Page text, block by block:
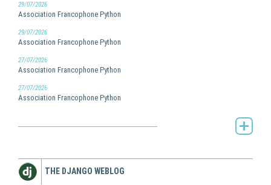
29/07/2026
Association Francophone Python
29/07/2026
Association Francophone Python
27/07/2026
Association Francophone Python
27/07/2026
Association Francophone Python
THE DJANGO WEBLOG